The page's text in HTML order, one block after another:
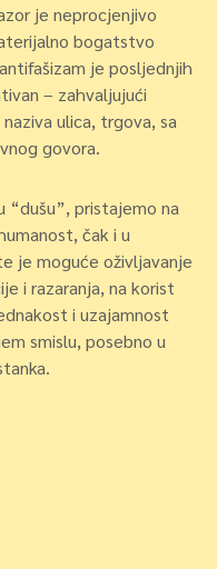
je neprocjenjivo
bogatstvo
je posljednjih
– zahvaljujući
ulica, trgova, sa
govora.
“dušu”, pristajemo na
čak i u
je moguće oživljavanje
i razaranja, na korist
i uzajamnost
smislu, posebno u